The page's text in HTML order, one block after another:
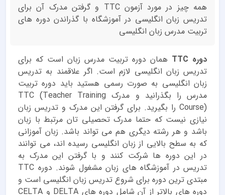
همه چیز در مورد آزمون TTC و گرفتن مدرک آن برای
تدریس زبان انگلیسی در آموزشگاه با گذراندن دوره های
تربیت مدرس زبان انگلیسی
دوره TTC
همان دوره تربیت مدرس زبان است که برای
تدریس زبان انگلیسی لازم است. اگر علاقمند به تدریس
زبان انگلیسی به صورت رسمی هستید باید دوره تربیت
مدرس را بگذرانید و مدرک TTC (Teacher Training
Course) را بگیرید. برای گرفتن این مدرک و تدریس زبان
نیازی نیست که حتما مدرک تحصیلی تان مرتبط با زبان
باشد و هر رشته دیگری هم می تواند باشد. زبان آموزانی
که به سطح بالایی از زبان انگلیسی رسیده اند، می توانند
در این دوره ها شرکت کنند و با گرفتن این مدرک به
تدریس در آموزشگاه های زبان مشغول شوند. دوره TTC
مبتدی ترین دوره برای شروع تدریس زبان انگلیسی است و
دوره های بالاتر از آن شامل دوره های DELTA و CELTA